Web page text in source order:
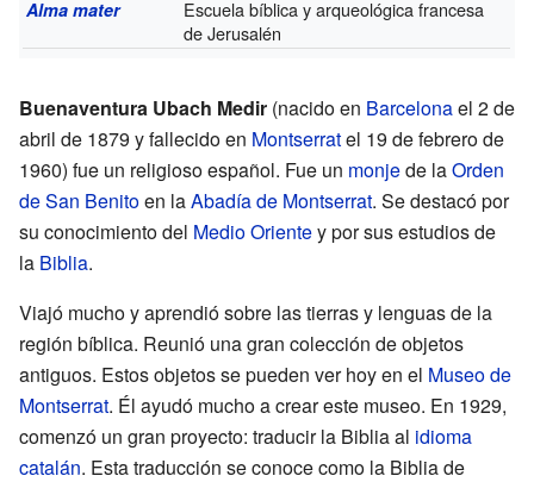
Alma mater
Escuela bíblica y arqueológica francesa
de Jerusalén
Buenaventura Ubach Medir (nacido en Barcelonael 2 de
abril de 1879 y fallecido en Montserratel 19 de febrero de
1960) fue un religioso español. Fue un monjede laOrden
de San Benitoen laAbadía de Montserrat. Se destacó por
su conocimiento del Medio Orientey por sus estudios de
la Biblia.
Viajó mucho y aprendió sobre las tierras y lenguas de la
región bíblica. Reunió una gran colección de objetos
antiguos. Estos objetos se pueden ver hoy en el Museo de
Montserrat. Él ayudó mucho a crear este museo. En 1929,
comenzó un gran proyecto: traducir la Biblia al idioma
catalán. Esta traducción se conoce como la Biblia de